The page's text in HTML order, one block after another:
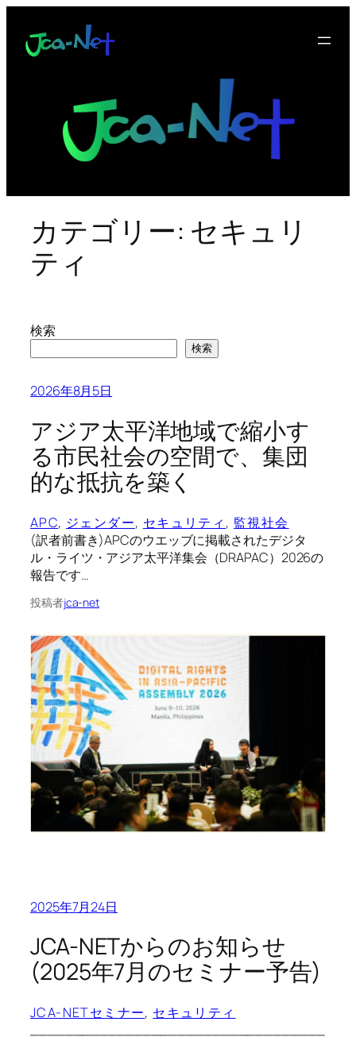
カテゴリー: セキュリ
ティ
検索
検索
2026年8月5日
アジア太平洋地域で縮小す
る市民社会の空間で、集団
的な抵抗を築く
APC, ジェンダー, セキュリティ , 監視社会
(訳者前書き)APCのウエッブに掲載されたデジタ
ル・ライツ・アジア太平洋集会（DRAPAC）2026の
報告です…
投稿者jca-net
2025年7月24日
JCA-NETからのお知らせ
(2025年7月のセミナー予告)
JCA-NETセミナー, セキュリティ